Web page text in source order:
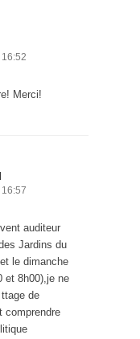
Merci!
auditeur
Jardins du
le dimanche
et 8h00),je ne
ttage de
comprendre